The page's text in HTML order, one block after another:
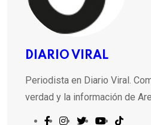
DIARIO VIRAL
Periodista en Diario Viral.
verdad y la información de